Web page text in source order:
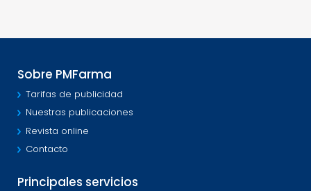
Sobre PMFarma
Tarifas de publicidad
Nuestras publicaciones
Revista online
Contacto
Principales servicios